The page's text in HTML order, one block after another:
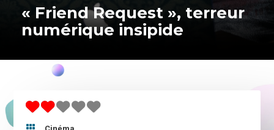
« Friend Request », terreur
numérique insipide